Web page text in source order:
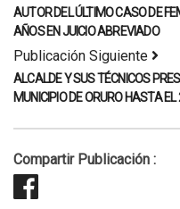
AUTOR DEL ÚLTIMO CASO DE
AÑOS EN JUICIO ABREVIADO
Publicación Siguiente
ALCALDE Y SUS TÉCNICOS
MUNICIPIO DE ORURO HASTA
Compartir Publicación :